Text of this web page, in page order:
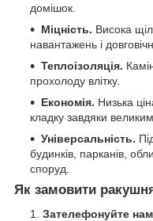
домішок.
Міцність. Висока
навантажень і
Теплоізоляція.
прохолоду влітку.
Економія. Низька
кладку завдяки
Універсальність.
будинків, парканів,
споруд.
Як замовити
Зателефонуйте